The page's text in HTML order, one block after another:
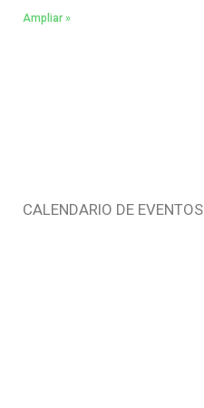
Ampliar »
CALENDARIO DE EVENTOS